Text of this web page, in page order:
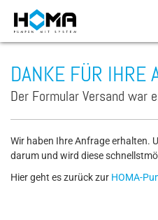
DANKE FÜR IHRE
Der Formular Versand war
Wir haben Ihre Anfrage erhalten.
darum und wird diese
Hier geht es zurück zur HOMA-